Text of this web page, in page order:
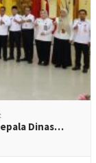
Dinas…